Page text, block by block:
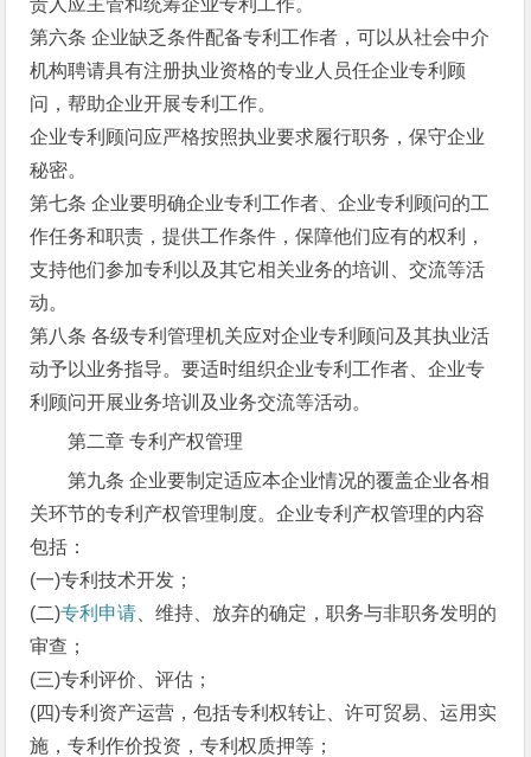
责人应主管和统筹企业专利工作。
第六条 企业缺乏条件配备专利工作者，可以从社会中介
机构聘请具有注册执业资格的专业人员任企业专利顾
问，帮助企业开展专利工作。
企业专利顾问应严格按照执业要求履行职务，保守企业
秘密。
第七条 企业要明确企业专利工作者、企业专利顾问的工
作任务和职责，提供工作条件，保障他们应有的权利，
支持他们参加专利以及其它相关业务的培训、交流等活
动。
第八条 各级专利管理机关应对企业专利顾问及其执业活
动予以业务指导。要适时组织企业专利工作者、企业专
利顾问开展业务培训及业务交流等活动。
第二章 专利产权管理
第九条 企业要制定适应本企业情况的覆盖企业各相
关环节的专利产权管理制度。企业专利产权管理的内容
包括：
(一)专利技术开发；
(二)专利申请 、维持、放弃的确定，职务与非职务发明的
审查；
(三)专利评价、评估；
(四)专利资产运营，包括专利权转让、许可贸易、运用实
施，专利作价投资，专利权质押等；